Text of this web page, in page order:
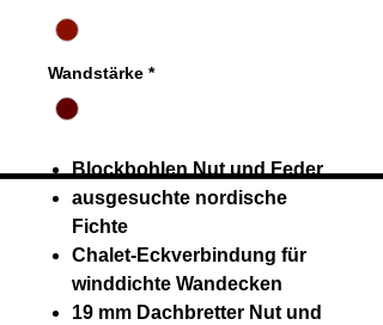
Wandstärke *
Blockbohlen Nut und Feder
ausgesuchte nordische
Fichte
Chalet-Eckverbindung für
winddichte Wandecken
19 mm Dachbretter Nut und